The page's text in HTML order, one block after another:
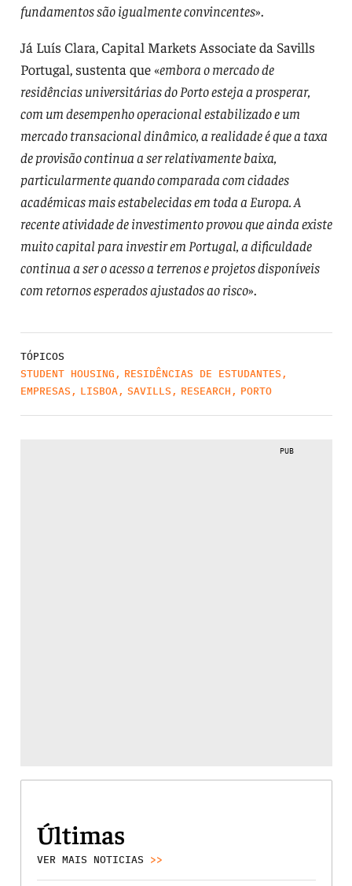
fundamentos são igualmente convincentes».
Já Luís Clara, Capital Markets Associate da Savills
Portugal, sustenta que «embora o mercado de
residências universitárias do Porto esteja a prosperar,
com um desempenho operacional estabilizado e um
mercado transacional dinâmico, a realidade é que a taxa
de provisão continua a ser relativamente baixa,
particularmente quando comparada com cidades
académicas mais estabelecidas em toda a Europa. A
recente atividade de investimento provou que ainda existe
muito capital para investir em Portugal, a dificuldade
continua a ser o acesso a terrenos e projetos disponíveis
com retornos esperados ajustados ao risco».
TÓPICOS
STUDENT HOUSING , RESIDÊNCIAS DE ESTUDANTES ,
EMPRESAS , LISBOA, SAVILLS , RESEARCH , PORTO
PUB
Últimas
VER MAIS NOTICIAS >>